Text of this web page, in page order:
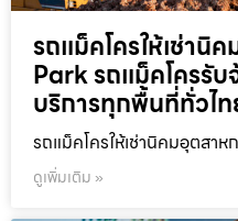
รถแม็คโครให้เช่านิ
Park รถแม็คโครรับ
บริการทุกพื้นที่ทั่วไ
รถแม็คโครให้เช่านิคมอุตสา
ดูเพิ่มเติม »